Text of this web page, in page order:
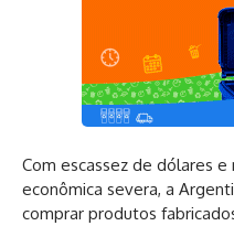
Com escassez de dólares
econômica severa, a
comprar produtos